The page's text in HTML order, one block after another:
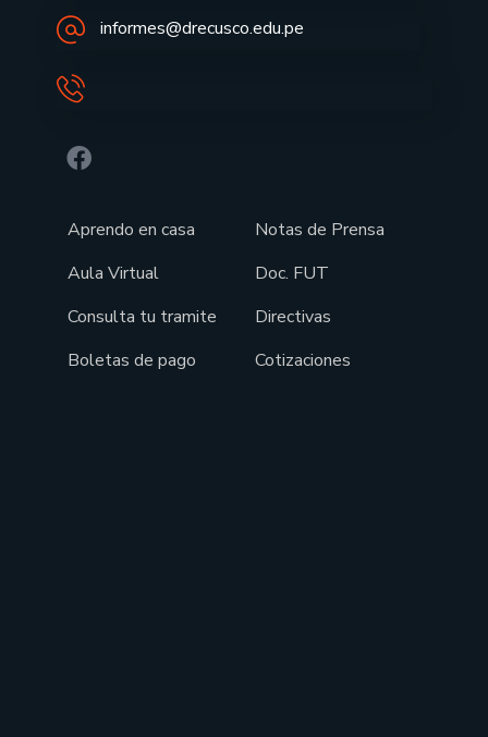
informes@drecusco.edu.pe
Aprendo en casa
Aula Virtual
Consulta tu tramite
Boletas de pago
Notas de Prensa
Doc. FUT
Directivas
Cotizaciones